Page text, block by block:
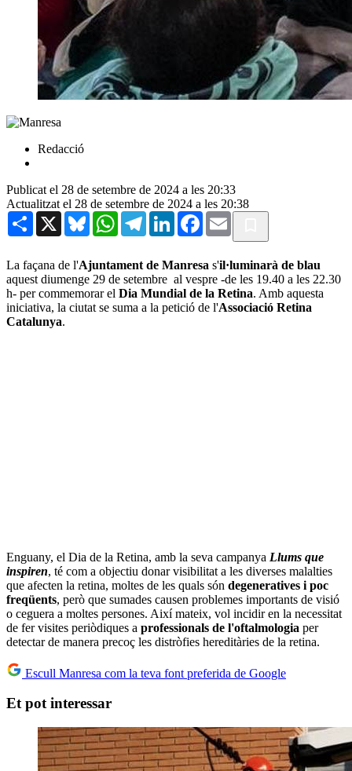
Redacció
Publicat el 28 de setembre de 2024 a les 20:33
Actualitzat el 28 de setembre de 2024 a les 20:38
Share X BlueskyWhatsAppTelegramLinkedInFacebook
Email
La façana de l'Ajuntament de Manresa s'il·luminarà de blau
aquest diumenge 29 de setembre al vespre -de les 19.40 a les 22.30
h- per commemorar el Dia Mundial de la Retina. Amb aquesta
iniciativa, la ciutat se suma a la petició de l'Associació Retina
Catalunya.
Enguany, el Dia de la Retina, amb la seva campanya Llums que
inspiren, té com a objectiu donar visibilitat a les diverses malalties
que afecten la retina, moltes de les quals són degeneratives i poc
freqüents, però que sumades causen problemes importants de visió
o ceguera a moltes persones. Així mateix, vol incidir en la necessitat
de fer visites periòdiques a professionals de l'oftalmologia per
detectar de manera precoç les distròfies hereditàries de la retina.
Escull Manresa com la teva font preferida de Google
Et pot interessar